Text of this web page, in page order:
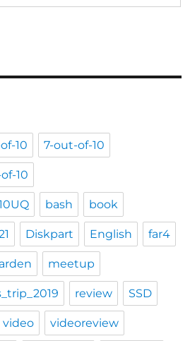
10 7-out-of-10
10
bash book
Diskpart English far4
meetup
review SSD
video videoreview